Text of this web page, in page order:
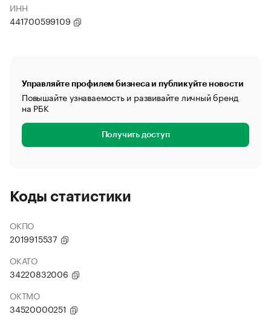
ИНН
441700599109
Управляйте профилем бизнеса и публикуйте новости
Повышайте узнаваемость и развивайте личный бренд
на РБК
Получить доступ
Коды статистики
ОКПО
2019915537
ОКАТО
34220832006
ОКТМО
34520000251